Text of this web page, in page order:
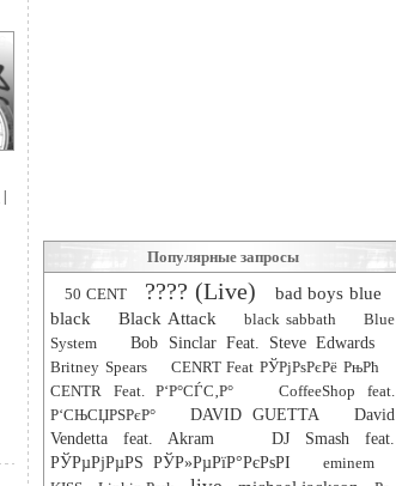
Популярные запросы
50 CENT ???? (Live)
bad boys blue
black
Black Attack black sabbath
Blue
System
Bob Sinclar Feat. Steve Edwards
Britney Spears
CENRT Feat РЎРјРѕРєРё РњРћ
CENTR Feat. Р‘Р°СЃС‚Р°
CoffeeShop feat.
Р‘СЊСЏРЅРєР°
DAVID GUETTA
David
Vendetta feat. Akram
DJ Smash feat.
РЎРµРјРµРЅ РЎР»РµРїР°РєРѕРІ
eminem